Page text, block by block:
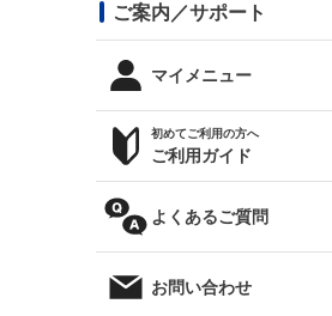
カナード
外装・補修パーツ
オリジンアーム(足回り)
レンズ
リアウイング
リアゲート
メンテナンスパーツ
DTM:exclusive
まつど家 鉄八
JZX110 マークⅡ
ハイエース
レビン
シルビア S14 前期
シルビア S15
180SX
RX-7
スバル
BRZ
レクサス
三菱
デリカ D:5
軽自動車
汎用
コンバットアイ用ライト
オプションタイヤ
サマータイヤ
ジムニー用タイヤ
ハイエース・バン用タイ
ホイールナット
ステッカー
トップス(半袖)
トップス(長袖)
パーカー
オーバーオール(つなぎ)
ご案内／サポート
マイメニュー
ログインする
お気に入りリスト
クーポンを見る
初めてご利用の方へ
ご利用ガイド
よくあるご質問
お問い合わせ